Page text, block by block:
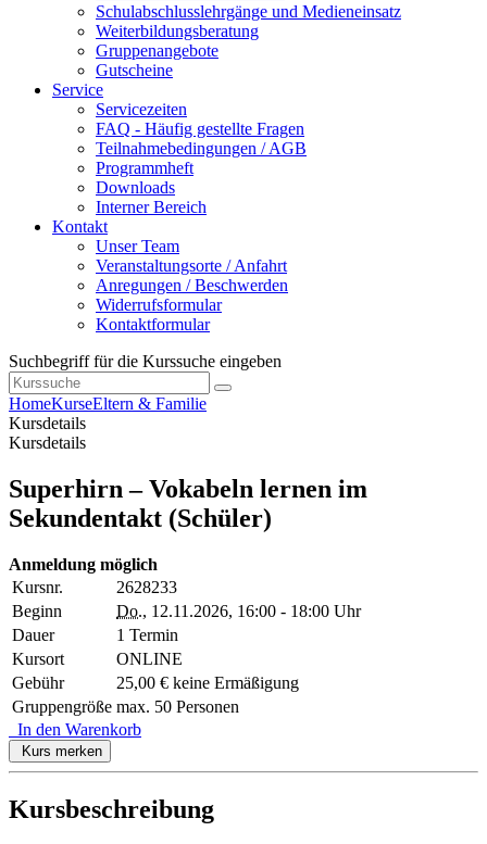
Schulabschlusslehrgänge und Medieneinsatz
Weiterbildungsberatung
Gruppenangebote
Gutscheine
Service
Servicezeiten
FAQ - Häufig gestellte Fragen
Teilnahmebedingungen / AGB
Programmheft
Downloads
Interner Bereich
Kontakt
Unser Team
Veranstaltungsorte / Anfahrt
Anregungen / Beschwerden
Widerrufsformular
Kontaktformular
Suchbegriff für die Kurssuche eingeben
HomeKurseEltern & Familie
Kursdetails
Kursdetails
Superhirn – Vokabeln lernen im
Sekundentakt (Schüler)
Anmeldung möglich
Kursnr.
2628233
Beginn
Do., 12.11.2026, 16:00 - 18:00 Uhr
Dauer
1 Termin
Kursort
ONLINE
Gebühr
25,00 € keine Ermäßigung
Gruppengröße max. 50 Personen
In den Warenkorb
Kurs merken
Kursbeschreibung